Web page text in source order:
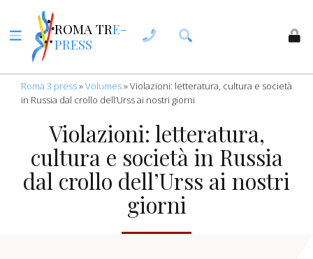
ROMA TRE-
PRESS
Roma 3 press»Volumes»Violazioni: letteratura, cultura e società
in Russia dal crollo dell’Urss ai nostri giorni
Violazioni: letteratura,
cultura e società in Russia
dal crollo dell’Urss ai nostri
giorni